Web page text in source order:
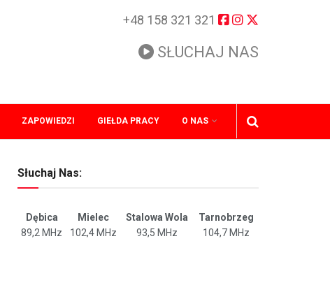
+48 158 321 321
SŁUCHAJ NAS
ZAPOWIEDZI GIEŁDA PRACY O NAS
Słuchaj Nas:
Dębica Mielec Stalowa Wola
Tarnobrzeg
89,2 MHz
102,4 MHz 93,5 MHz 104,7 MHz